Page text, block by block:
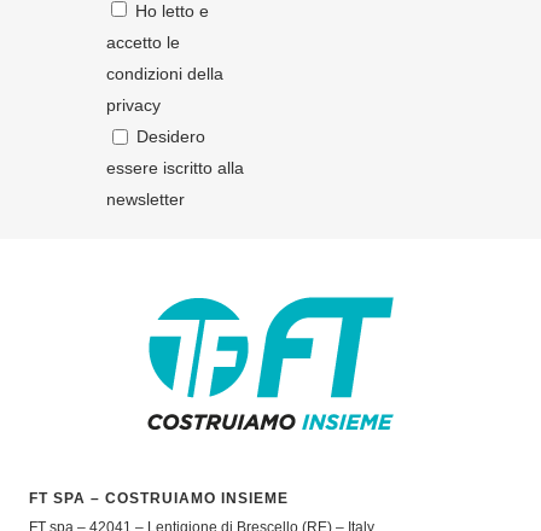
Ho letto e
accetto le
condizioni della
privacy
Desidero
essere iscritto alla
newsletter
FT SPA – COSTRUIAMO INSIEME
FT spa – 42041 – Lentigione di Brescello (RE) – Italy